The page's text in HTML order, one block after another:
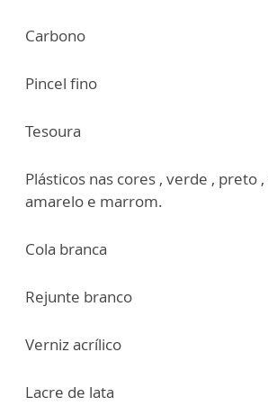
Carbono
Pincel fino
Tesoura
Plásticos nas cores , verde , preto
amarelo e marrom.
Cola branca
Rejunte branco
Verniz acrílico
Lacre de lata